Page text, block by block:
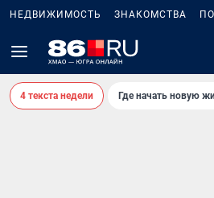
НЕДВИЖИМОСТЬ ЗНАКОМСТВА
4 текста недели Где начать новую